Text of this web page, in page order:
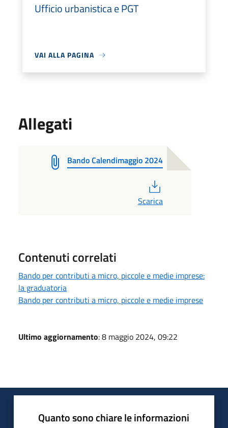
Ufficio urbanistica e PGT
VAI ALLA PAGINA
Allegati
Bando Calendimaggio 2024
Scarica
Contenuti correlati
Bando per contributi a micro, piccole e medie imprese:
la graduatoria
Bando per contributi a micro, piccole e medie imprese
Ultimo aggiornamento: 8 maggio 2024, 09:22
Quanto sono chiare le informazioni